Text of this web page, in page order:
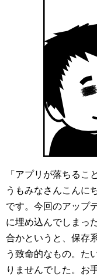
「アプリが落ちる
うもみなさんこんに
です。今回のアップ
に埋め込んでしまっ
合かというと、保存
う致命的なもの。た
りませんでした。お